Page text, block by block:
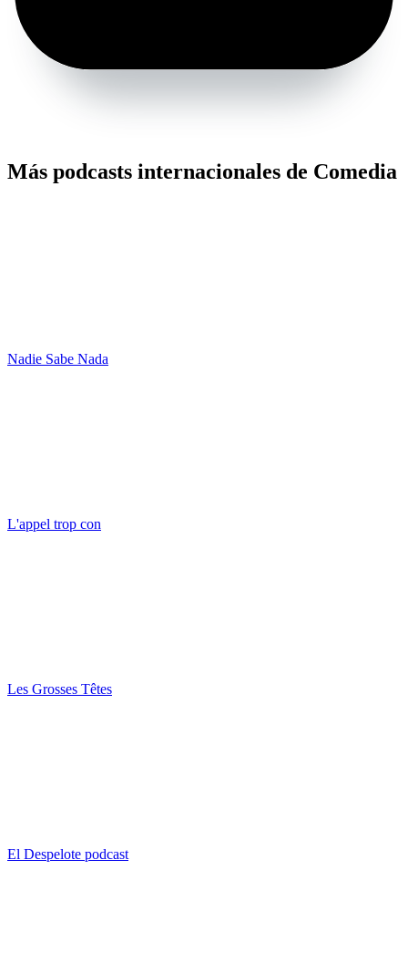
Más podcasts internacionales de Comedia
Nadie Sabe Nada
L'appel trop con
Les Grosses Têtes
El Despelote podcast